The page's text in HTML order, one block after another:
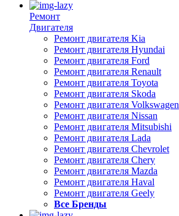
Ремонт
Двигателя
Ремонт двигателя Kia
Ремонт двигателя Hyundai
Ремонт двигателя Ford
Ремонт двигателя Renault
Ремонт двигателя Toyota
Ремонт двигателя Skoda
Ремонт двигателя Volkswagen
Ремонт двигателя Nissan
Ремонт двигателя Mitsubishi
Ремонт двигателя Lada
Ремонт двигателя Chevrolet
Ремонт двигателя Chery
Ремонт двигателя Mazda
Ремонт двигателя Haval
Ремонт двигателя Geely
Все Бренды